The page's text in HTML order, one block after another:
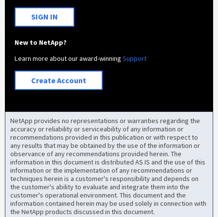
SIGN IN
New to NetApp?
Learn more about our award-winningSupport
Create Account
NetApp provides no representations or warranties regarding the
accuracy or reliability or serviceability of any information or
recommendations provided in this publication or with respect to
any results that may be obtained by the use of the information or
observance of any recommendations provided herein. The
information in this document is distributed AS IS and the use of this
information or the implementation of any recommendations or
techniques herein is a customer's responsibility and depends on
the customer's ability to evaluate and integrate them into the
customer's operational environment. This document and the
information contained herein may be used solely in connection with
the NetApp products discussed in this document.